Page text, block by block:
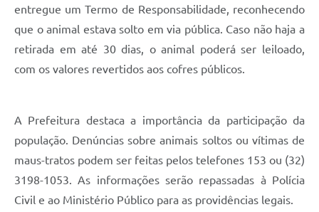
entregue um Termo de Responsabilidade, reconhecendo
que o animal estava solto em via pública. Caso não haja a
retirada em até 30 dias, o animal poderá ser leiloado,
com os valores revertidos aos cofres públicos.
A Prefeitura destaca a importância da participação da
população. Denúncias sobre animais soltos ou vítimas de
maus-tratos podem ser feitas pelos telefones 153 ou (32)
3198-1053. As informações serão repassadas à Polícia
Civil e ao Ministério Público para as providências legais.